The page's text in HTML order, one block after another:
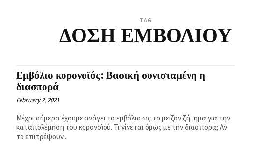
TAG
ΔΟΣΗ ΕΜΒΟΛΙΟΥ
Εμβόλιο κορονοϊός: Βασική συνισταμένη η
διασπορά
February 2, 2021
Μέχρι σήμερα έχουμε ανάγει το εμβόλιο ως το μείζον ζήτημα για την
καταπολέμηση του κορονοϊού. Τι γίνεται όμως με την διασπορά; Αν
το επιτρέψουν...